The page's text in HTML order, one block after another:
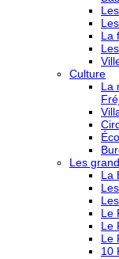
La
Culture
La
Les
La
Le
Le
Le
10